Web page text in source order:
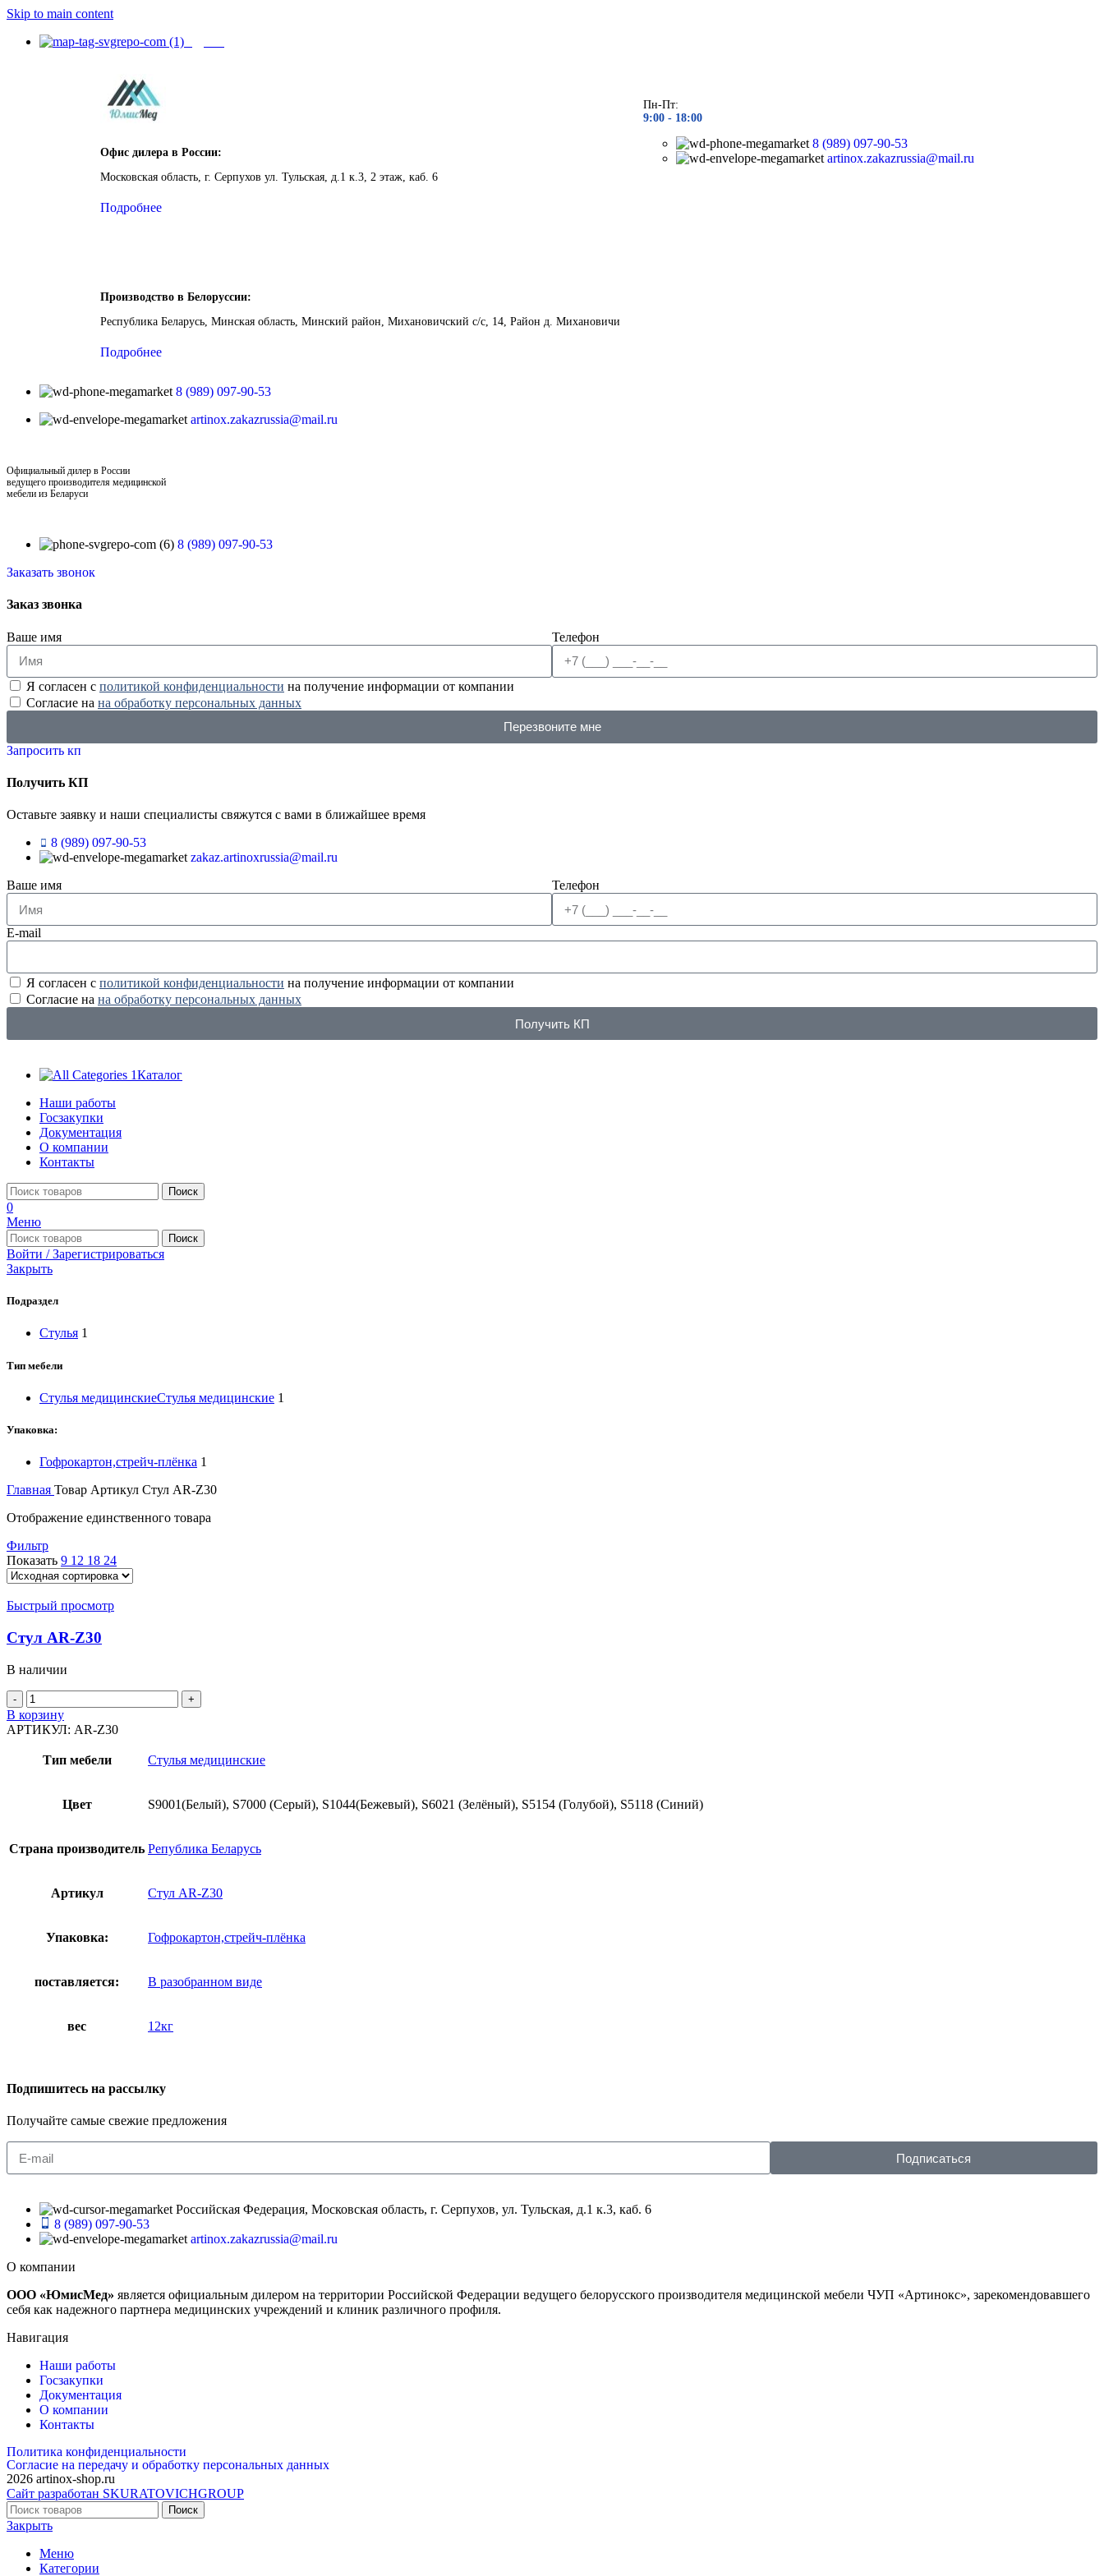
Skip to main content
Офис дилера в России:
Московская область, г. Серпухов ул. Тульская, д.1 к.3, 2 этаж, каб. 6
Подробнее
Пн-Пт:
9:00 - 18:00
8 (989) 097-90-53
artinox.zakazrussia@mail.ru
Производство в Белоруссии:
Республика Беларусь, Минская область, Минский район, Михановичский с/с, 14, Район д. Михановичи
Подробнее
8 (989) 097-90-53
artinox.zakazrussia@mail.ru
Официальный дилер в России
ведущего производителя медицинской
мебели из Беларуси
8 (989) 097-90-53
Заказать звонок
Заказ звонка
Ваше имя Телефон
Я согласен с политикой конфиденциальности на получение информации от компании
Согласие на на обработку персональных данных
Перезвоните мне
Запросить кп
Получить КП
Оставьте заявку и наши специалисты свяжутся с вами в ближайшее время
8 (989) 097-90-53
zakaz.artinoxrussia@mail.ru
Ваше имя
Телефон
E-mail
Я согласен с политикой конфиденциальности на получение информации от компании
Согласие на на обработку персональных данных
Получить КП
Каталог
Наши работы
Госзакупки
Документация
О компании
Контакты
Поиск
0
Меню
Поиск
Войти / Зарегистрироваться
Закрыть
Подраздел
Стулья 1
Тип мебели
Стулья медицинскиеСтулья медицинские 1
Упаковка:
Гофрокартон,стрейч-плёнка 1
Главная Товар Артикул Стул AR-Z30
Отображение единственного товара
Фильтр
Показать 9 12 18 24
Быстрый просмотр
Стул AR-Z30
В наличии
В корзину
АРТИКУЛ: AR-Z30
Тип мебели Стулья медицинские
Цвет S9001(Белый), S7000 (Серый), S1044(Бежевый), S6021 (Зелёный), S5154 (Голубой), S5118 (Синий)
Страна производитель Република Беларусь
Артикул Стул AR-Z30
Упаковка: Гофрокартон,стрейч-плёнка
поставляется: В разобранном виде
вес 12кг
Подпишитесь на рассылку
Получайте самые свежие предложения
Подписаться
Российская Федерация, Московская область, г. Серпухов, ул. Тульская, д.1 к.3, каб. 6
8 (989) 097-90-53
artinox.zakazrussia@mail.ru
О компании
ООО «ЮмисМед» является официальным дилером на территории Российской Федерации ведущего белорусского производителя медицинской мебели ЧУП «Артинокс», зарекомендовавшего
себя как надежного партнера медицинских учреждений и клиник различного профиля.
Навигация
Наши работы
Госзакупки
Документация
О компании
Контакты
Политика конфиденциальности
Согласие на передачу и обработку персональных данных
2026 artinox-shop.ru
Сайт разработан SKURATOVICHGROUP
Поиск
Закрыть
Меню
Категории